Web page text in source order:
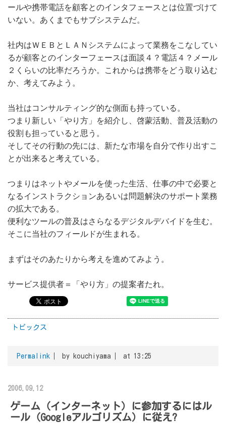
ールや携帯電話を顧客とのインタフェースとは位置づけて
いない。あくまでもサブシステムだ。
社内はＷＥＢとＬＡＮシステムによって業務をこなしてい
るが顧客とのインターフェースは面談４？電話４？メール
２くらいの比率だろうか。これからは携帯をどう取り込む
か、考えてみよう。
当社はコンサルティング的な側面も持っている。
つまり新しい「やり方」を紹介し、啓蒙活動、普及活動の
役割も担っていると思う。
そしてその行動の先には、新たな市場を自分で作り出すこ
とが出来ると考えている。
つまりはネットやメールを使った生活、仕事の中で必要と
なるインストラクションあるいは問題解決のサポート業務
の拡大である。
便利なツールの普及はさらなるデジタルデバイドを生む。
そこに当社のフィールドが生まれる。
まずはそのあたりから考えを進めてみよう。
サービス提供者＝「やり方」の提案者たれ。
トピックス
Permalink by kouchiyama at 13:25
2006.09.12
ゲーム（インターネット）に参加するにはル
ール（Googleアルゴリズム）に従え?